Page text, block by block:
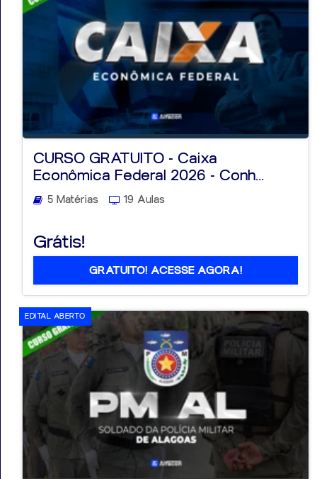
CURSO GRATUITO - Caixa
Econômica Federal 2026 - Conh...
5 Matérias 19 Aulas
Grátis!
GRATUITO! ACESSE AGORA!
EDITAL ABERTO